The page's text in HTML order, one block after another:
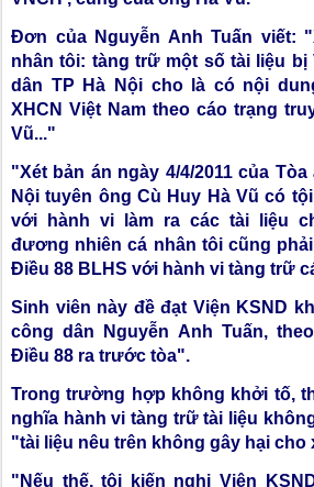
Đơn của Nguyễn Anh Tuấn viết:
nhân tôi: tàng trữ một số tài liệu bị
dân TP Hà Nội cho là có nội
XHCN Việt Nam theo cáo trạng
Vũ..."
"Xét bản án ngày 4/4/2011 của
Nội tuyên ông Cù Huy Hà Vũ có
với hành vi làm ra các tài liệu
đương nhiên cá nhân tôi cũng
Điều 88 BLHS với hành vi tàng trữ
Sinh viên này đề đạt Viện KSND
công dân Nguyễn Anh Tuấn,
Điều 88 ra trước tòa".
Trong trường hợp không khởi tố,
nghĩa hành vi tàng trữ tài liệu
"tài liệu nêu trên không gây hại cho
"Nếu thế, tôi kiến nghị Viện